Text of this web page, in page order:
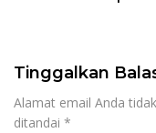
Tinggalkan
Alamat email Anda
ditandai *